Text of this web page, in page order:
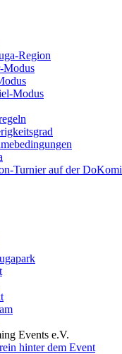
Region
Modus
Modus
Turnier auf der DoKomi
Events e.V.
hinter dem Event